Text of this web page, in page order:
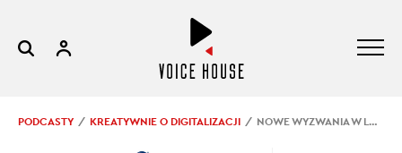
PODCASTY KREATYWNIE O DIGITALIZACJI NOWE WYZWANIA W LOGISTYCE: PASZPORT PRODUKTOWY I STANDARDY ESG